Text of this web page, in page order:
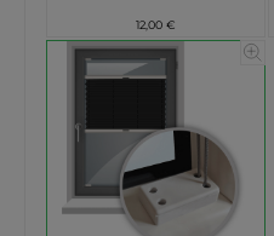
12,00 €